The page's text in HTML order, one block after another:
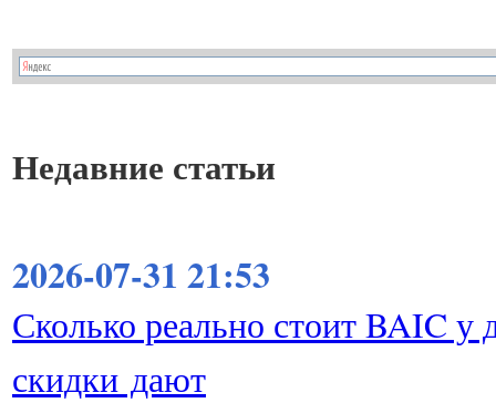
Недавние статьи
2026-07-31 21:53
Сколько реально стоит BAIC у
скидки дают